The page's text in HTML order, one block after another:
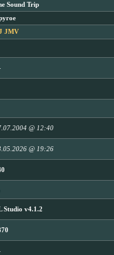
Sound Trip
JMV
@ 12:40
@ 19:26
Studio v4.1.2